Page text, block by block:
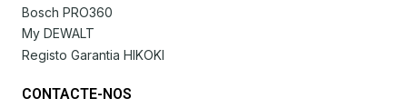
Bosch PRO360
My DEWALT
Registo Garantia HIKOKI
CONTACTE-NOS